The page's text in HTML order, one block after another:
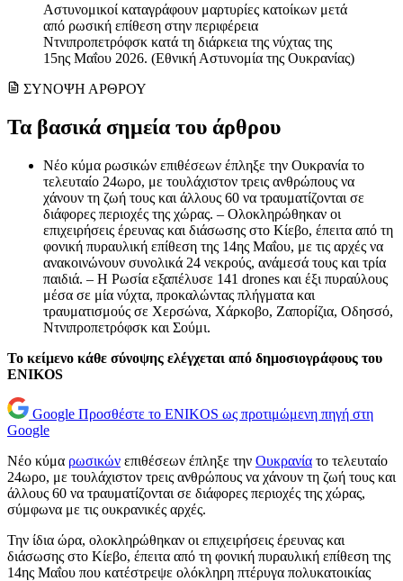
Αστυνομικοί καταγράφουν μαρτυρίες κατοίκων μετά
από ρωσική επίθεση στην περιφέρεια
Ντνιπροπετρόφσκ κατά τη διάρκεια της νύχτας της
15ης Μαΐου 2026. (Εθνική Αστυνομία της Ουκρανίας)
ΣΥΝΟΨΗ ΑΡΘΡΟΥ
Τα βασικά σημεία του άρθρου
Νέο κύμα ρωσικών επιθέσεων έπληξε την Ουκρανία το
τελευταίο 24ωρο, με τουλάχιστον τρεις ανθρώπους να
χάνουν τη ζωή τους και άλλους 60 να τραυματίζονται σε
διάφορες περιοχές της χώρας. – Ολοκληρώθηκαν οι
επιχειρήσεις έρευνας και διάσωσης στο Κίεβο, έπειτα από τη
φονική πυραυλική επίθεση της 14ης Μαΐου, με τις αρχές να
ανακοινώνουν συνολικά 24 νεκρούς, ανάμεσά τους και τρία
παιδιά. – Η Ρωσία εξαπέλυσε 141 drones και έξι πυραύλους
μέσα σε μία νύχτα, προκαλώντας πλήγματα και
τραυματισμούς σε Χερσώνα, Χάρκοβο, Ζαπορίζια, Οδησσό,
Ντνιπροπετρόφσκ και Σούμι.
Το κείμενο κάθε σύνοψης ελέγχεται από δημοσιογράφους του
ENIKOS
Google Προσθέστε το ENIKOS ως προτιμώμενη πηγή στη
Google
Νέο κύμα ρωσικών επιθέσεων έπληξε την Ουκρανία το τελευταίο
24ωρο, με τουλάχιστον τρεις ανθρώπους να χάνουν τη ζωή τους και
άλλους 60 να τραυματίζονται σε διάφορες περιοχές της χώρας,
σύμφωνα με τις ουκρανικές αρχές.
Την ίδια ώρα, ολοκληρώθηκαν οι επιχειρήσεις έρευνας και
διάσωσης στο Κίεβο, έπειτα από τη φονική πυραυλική επίθεση της
14ης Μαΐου που κατέστρεψε ολόκληρη πτέρυγα πολυκατοικίας